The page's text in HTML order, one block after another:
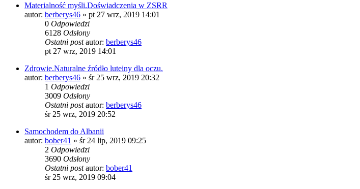
Materialność myśli.Doświadczenia w ZSRR
autor: berberys46 » pt 27 wrz, 2019 14:01
0 Odpowiedzi
6128 Odsłony
Ostatni postautor: berberys46
pt 27 wrz, 2019 14:01
Zdrowie.Naturalne źródło luteiny dla oczu.
autor: berberys46 » śr 25 wrz, 2019 20:32
1 Odpowiedzi
3009 Odsłony
Ostatni postautor: berberys46
śr 25 wrz, 2019 20:52
Samochodem do Albanii
autor: bober41 » śr 24 lip, 2019 09:25
2 Odpowiedzi
3690 Odsłony
Ostatni postautor: bober41
śr 25 wrz, 2019 09:04